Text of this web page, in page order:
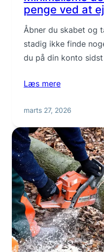
penge ved at
Åbner du skabet og
stadig ikke finde
du på din konto
Læs mere
marts 27, 2026